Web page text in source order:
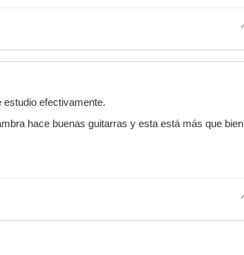
efectivamente.
hace buenas guitarras y esta está más que bien